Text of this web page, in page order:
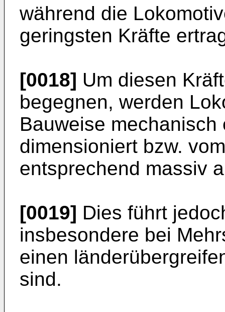
während die
geringsten Kräfte
[0018] Um diesen
begegnen, werden
Bauweise
dimensioniert bzw.
entsprechend massiv
[0019] Dies führt
insbesondere bei
einen
sind.